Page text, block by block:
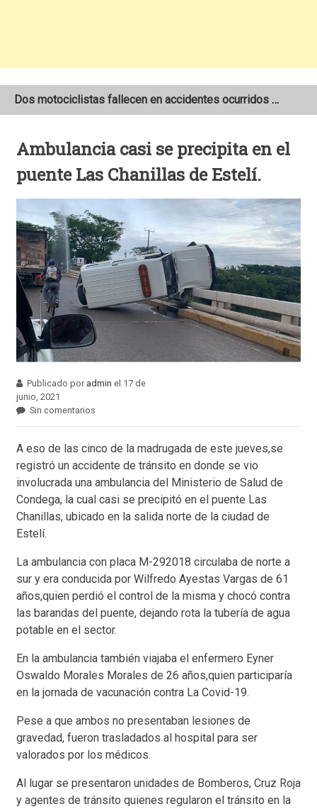
Dos motociclistas fallecen en accidentes ocurridos en la Carretera Nueva a León
NOAA mantiene pronóstico de una temporada de huracanes por debajo de lo normal en el Atlántico
Ambulancia casi se precipita en el
puente Las Chanillas de Estelí.
Publicado por admin el 17 de
junio, 2021
Sin comentarios
A eso de las cinco de la madrugada de este jueves,se
registró un accidente de tránsito en donde se vio
involucrada una ambulancia del Ministerio de Salud de
Condega, la cual casi se precipitó en el puente Las
Chanillas, ubicado en la salida norte de la ciudad de
Estelí.
La ambulancia con placa M-292018 circulaba de norte a
sur y era conducida por Wilfredo Ayestas Vargas de 61
años,quien perdió el control de la misma y chocó contra
las barandas del puente, dejando rota la tubería de agua
potable en el sector.
En la ambulancia también viajaba el enfermero Eyner
Oswaldo Morales Morales de 26 años,quien participaría
en la jornada de vacunación contra La Covid-19.
Pese a que ambos no presentaban lesiones de
gravedad, fueron trasladados al hospital para ser
valorados por los médicos.
Al lugar se presentaron unidades de Bomberos, Cruz Roja
y agentes de tránsito quienes regularon el tránsito en la